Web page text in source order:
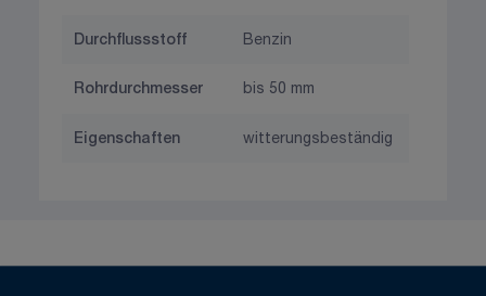
Durchflussstoff Benzin
Rohrdurchmesser bis 50 mm
Eigenschaften witterungsbeständig